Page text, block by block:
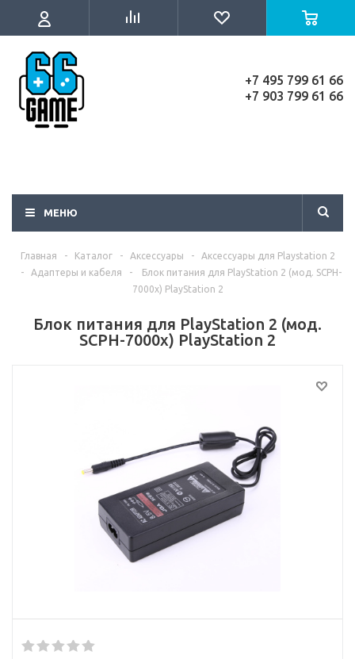
+7 495 799 61 66
+7 903 799 61 66
МЕНЮ
Главная - Каталог - Аксессуары -
Аксессуары для Playstation 2
-
Адаптеры и кабеля -
Блок питания для PlayStation 2 (мод. SCPH-
7000x) PlayStation 2
Блок питания для PlayStation 2 (мод.
SCPH-7000x) PlayStation 2